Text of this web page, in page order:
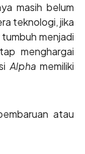
masih belum
teknologi, jika
menjadi
menghargai
Alphamemiliki
atau